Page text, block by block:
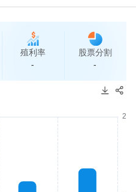
殖利率
-
股票分割
-